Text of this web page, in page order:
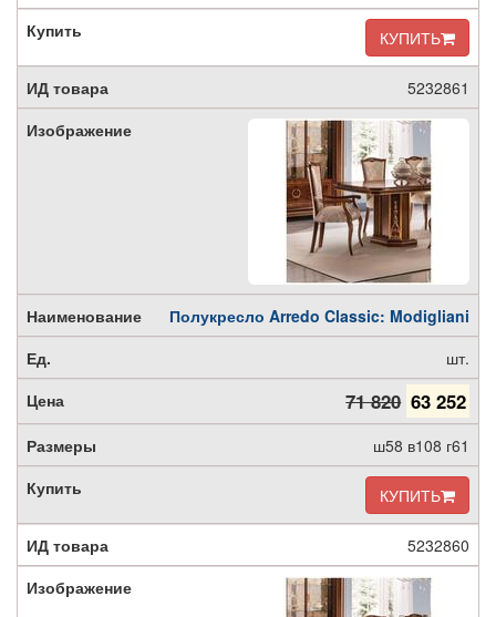
КУПИТЬ
5232861
Полукресло Arredo Classic: Modigliani
шт.
71 820 63 252
ш58 в108 г61
КУПИТЬ
5232860